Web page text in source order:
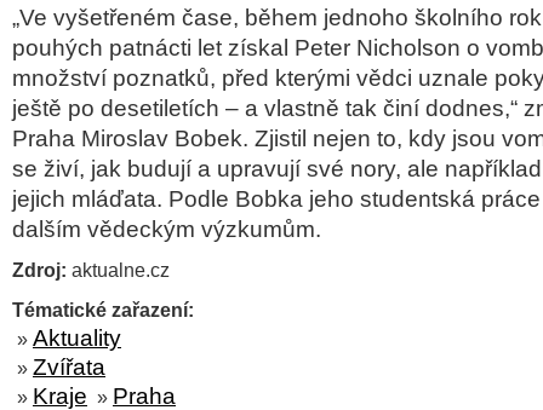
„Ve vyšetřeném čase, během jednoho školního
pouhých patnácti let získal Peter Nicholson o
množství poznatků, před kterými vědci uznale
ještě po desetiletích – a vlastně tak činí dodnes,“
Praha Miroslav Bobek. Zjistil nejen to, kdy jsou
se živí, jak budují a upravují své nory, ale
jejich mláďata. Podle Bobka jeho studentská
dalším vědeckým výzkumům.
Zdroj: aktualne.cz
Tématické zařazení:
» Aktuality
» Zvířata
» Kraje » Praha